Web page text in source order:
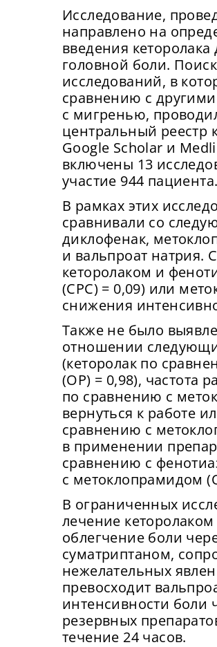
Исследование,
направлено на
введения
головной боли.
исследований, в
сравнению с
с мигренью,
центральный реестр
Google Scholar и
включены 13
участие 944 пациента.
В рамках этих
сравнивали со
диклофенак,
и вальпроат натрия.
кеторолаком и
(СРС) = 0,09) или
снижения
Также не было
отношении
(кеторолак по
(ОР) = 0,98), частота
по сравнению с
вернуться к работе
сравнению с
в применении
сравнению с
с метоклопрамидом
В ограниченных
лечение
облегчение боли
суматриптаном,
нежелательных
превосходит
интенсивности боли
резервных
течение 24 часов.